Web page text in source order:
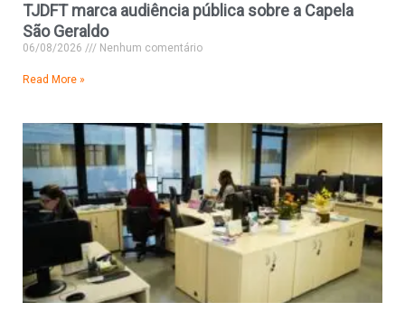
TJDFT marca audiência pública sobre a Capela
São Geraldo
06/08/2026 Nenhum comentário
Read More »